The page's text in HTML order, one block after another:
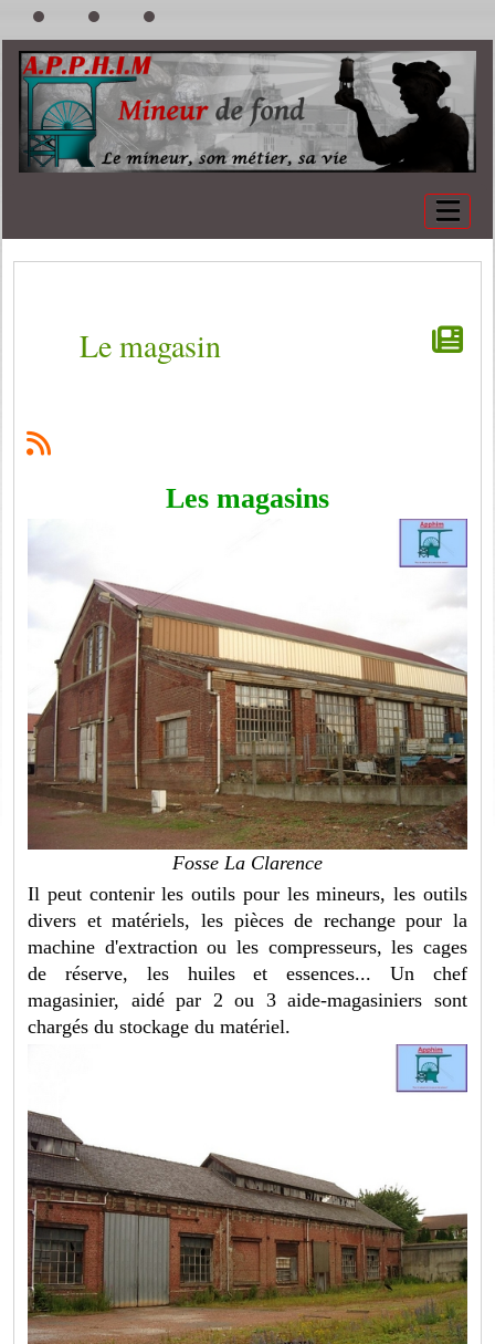
Le magasin
Les magasins
Fosse La Clarence
Il peut contenir les outils pour les mineurs, les outils
divers et matériels, les pièces de rechange pour la
machine d'extraction ou les compresseurs, les cages
de réserve, les huiles et essences... Un chef
magasinier, aidé par 2 ou 3 aide-magasiniers sont
chargés du stockage du matériel.